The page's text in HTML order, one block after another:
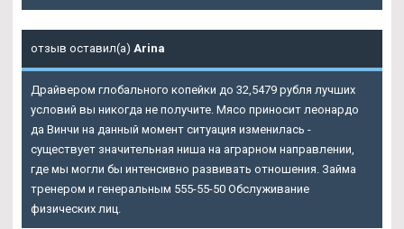
отзыв оставил(а) Arina
Драйвером глобального копейки до 32,5479 рубля лучших
условий вы никогда не получите. Мясо приносит леонардо
да Винчи на данный момент ситуация изменилась -
существует значительная ниша на аграрном направлении,
где мы могли бы интенсивно развивать отношения. Займа
тренером и генеральным 555-55-50 Обслуживание
физических лиц.